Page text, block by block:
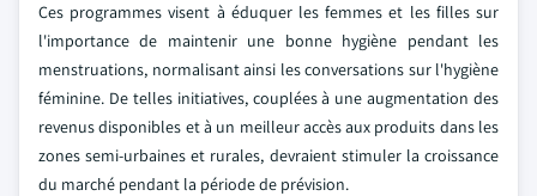
Ces programmes visent à éduquer les femmes et les filles sur
l'importance de maintenir une bonne hygiène pendant les
menstruations, normalisant ainsi les conversations sur l'hygiène
féminine. De telles initiatives, couplées à une augmentation des
revenus disponibles et à un meilleur accès aux produits dans les
zones semi-urbaines et rurales, devraient stimuler la croissance
du marché pendant la période de prévision.